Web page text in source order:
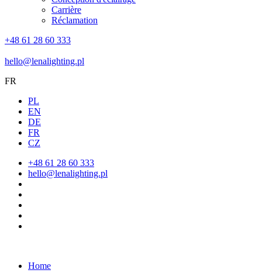
Carrière
Réclamation
+48 61 28 60 333
hello@lenalighting.pl
FR
PL
EN
DE
FR
CZ
+48 61 28 60 333
hello@lenalighting.pl
Home